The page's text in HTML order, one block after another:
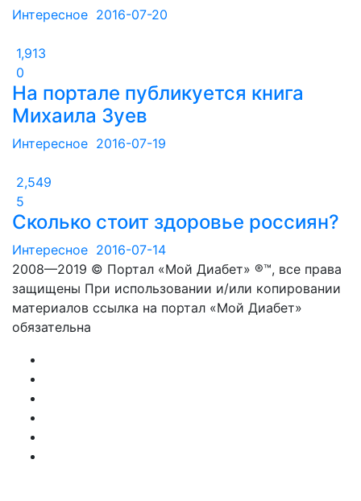
Интересное 2016-07-20
1,913
0
На портале публикуется книга
Михаила Зуев
Интересное 2016-07-19
2,549
5
Сколько стоит здоровье россиян?
Интересное 2016-07-14
2008—2019 © Портал «Мой Диабет» ®™, все права
защищены При использовании и/или копировании
материалов ссылка на портал «Мой Диабет»
обязательна